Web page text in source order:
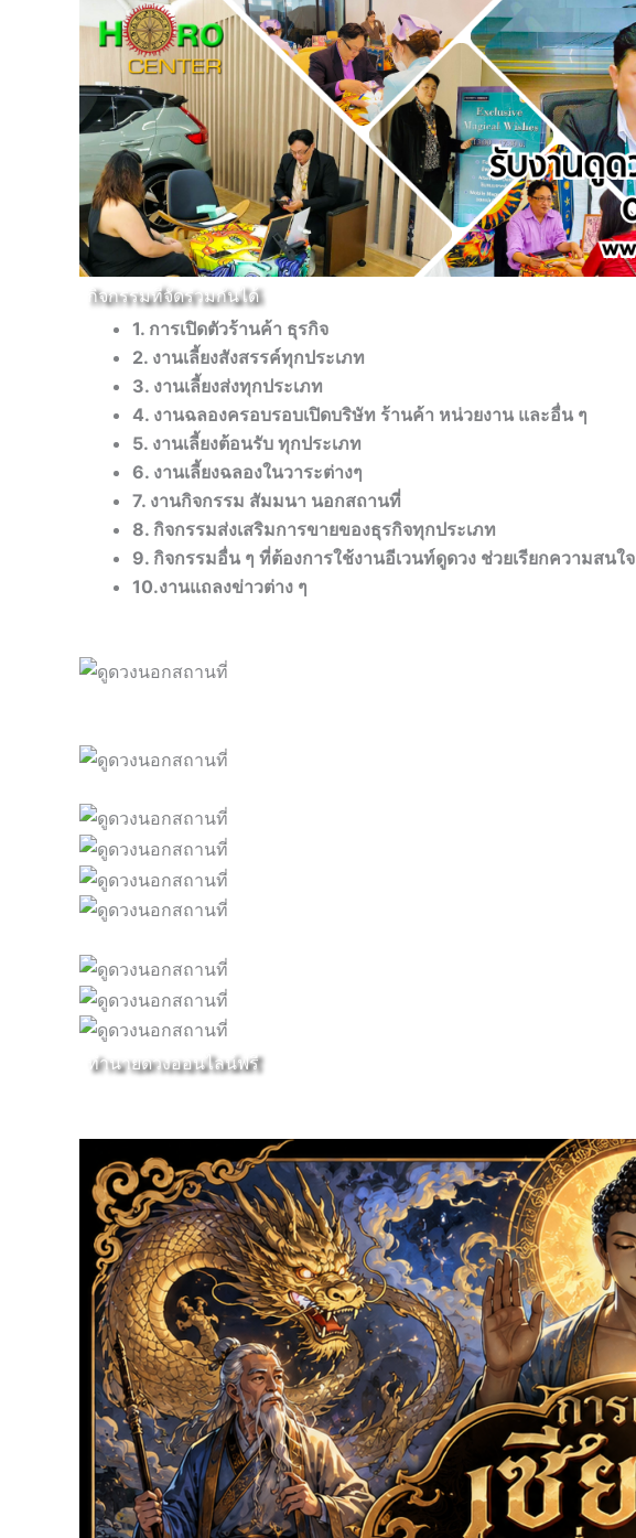
กิจกรรมที่จัดร่วมกันได้
1. การเปิดตัวร้านค้า ธุรกิจ
2. งานเลี้ยงสังสรรค์ทุกประเภท
3. งานเลี้ยงส่งทุกประเภท
4. งานฉลองครอบรอบเปิดบริษัท ร้านค้า หน่วยงาน และอื่น ๆ
5. งานเลี้ยงต้อนรับ ทุกประเภท
6. งานเลี้ยงฉลองในวาระต่างๆ
7. งานกิจกรรม สัมมนา นอกสถานที่
8. กิจกรรมส่งเสริมการขายของธุรกิจทุกประเภท
9. กิจกรรมอื่น ๆ ที่ต้องการใช้งานอีเวนท์ดูดวง ช่วยเรียกความสนใจ
10.งานแถลงข่าวต่าง ๆ
ทำนายดวงออนไลน์ฟรี